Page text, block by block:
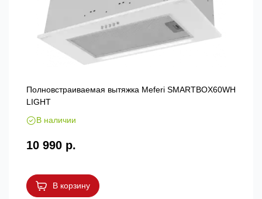
Полновстраиваемая вытяжка Meferi SMARTBOX60WH
LIGHT
В наличии
10 990 р.
В корзину